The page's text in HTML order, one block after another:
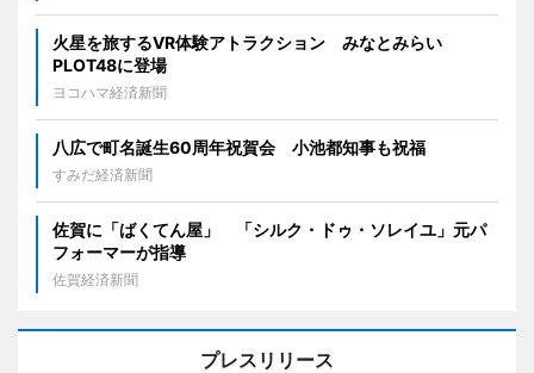
火星を旅するVR体験アトラクション みなとみらい
PLOT48に登場
ヨコハマ経済新聞
八広で町名誕生60周年祝賀会 小池都知事も祝福
すみだ経済新聞
佐賀に「ばくてん屋」 「シルク・ドゥ・ソレイユ」元パ
フォーマーが指導
佐賀経済新聞
プレスリリース